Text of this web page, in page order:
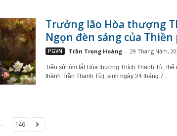
Trưởng lão Hòa thượng
Ngọn đèn sáng của Thiền
PGVN Trần Trọng Hoàng - 29 Tháng Năm,
Tiểu sử tóm tắt Hòa thượng Thích Thanh Từ,
thành Trần Thanh Từ), sinh ngày 24 tháng 7...
... 146